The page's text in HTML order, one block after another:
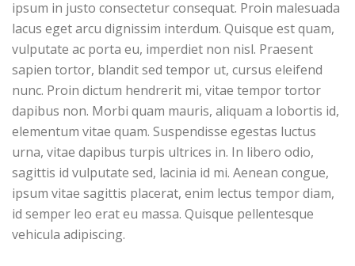
ipsum in justo consectetur consequat. Proin malesuada
lacus eget arcu dignissim interdum. Quisque est quam,
vulputate ac porta eu, imperdiet non nisl. Praesent
sapien tortor, blandit sed tempor ut, cursus eleifend
nunc. Proin dictum hendrerit mi, vitae tempor tortor
dapibus non. Morbi quam mauris, aliquam a lobortis id,
elementum vitae quam. Suspendisse egestas luctus
urna, vitae dapibus turpis ultrices in. In libero odio,
sagittis id vulputate sed, lacinia id mi. Aenean congue,
ipsum vitae sagittis placerat, enim lectus tempor diam,
id semper leo erat eu massa. Quisque pellentesque
vehicula adipiscing.